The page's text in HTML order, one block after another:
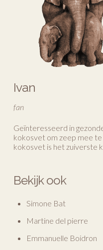
Ivan
fan
Geïnteresseerd in
kokosvet om zeep mee
kokosvet is het zuiverste
Bekijk ook
Simone Bat
Martine del pierre
Emmanuelle Boidron